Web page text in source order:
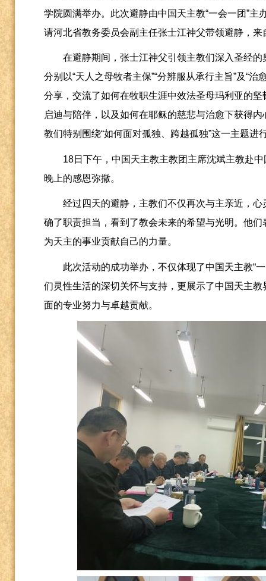
学院圆满举办。此次避静由中国天主教“一会一团”
请河北省教务委员会副主任张士江神父带领避静，
在避静期间，张士江神父引领主教们深入圣经
分别以“天人之母牧者主保”“分辨服从承行主旨”及“
分享，交流了如何在牧职生涯中效法圣母玛利亚的
启迪与陪伴，以及如何在耶稣的慈悲与治愈下获得
教们特别围绕“如何面对孤独、跨越孤独”这一主题进
18日下午，中国天主教主教团主席沈斌主教赴
晚上的感恩弥撒。
经过四天的避静，主教们不仅再次与主亲近，
确了职责担当，看到了教会未来的希望与光明。他
为天主的事业贡献自己的力量。
此次活动的成功举办，不仅体现了中国天主教“
们灵性生活的深切关怀与支持，更展示了中国天主
面的专业努力与卓越贡献。